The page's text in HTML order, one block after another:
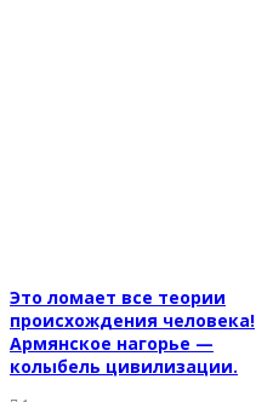
Это ломает все теории
происхождения человека!
Армянское нагорье —
колыбель цивилизации.